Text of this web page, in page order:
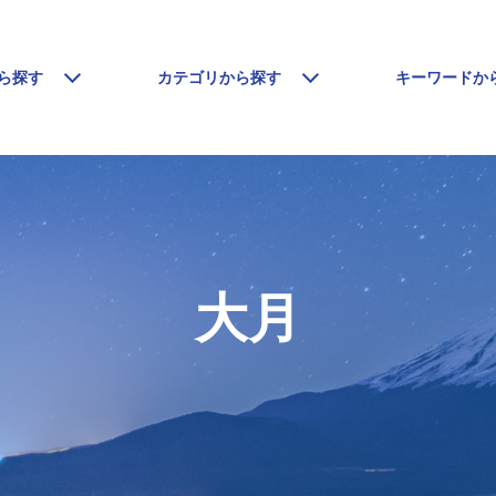
探す カテゴリから探す キーワードか
大月